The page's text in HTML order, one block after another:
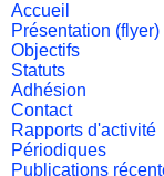
Accueil
Présentation (flyer)
Objectifs
Statuts
Adhésion
Contact
Rapports d'activité
Périodiques
Publications